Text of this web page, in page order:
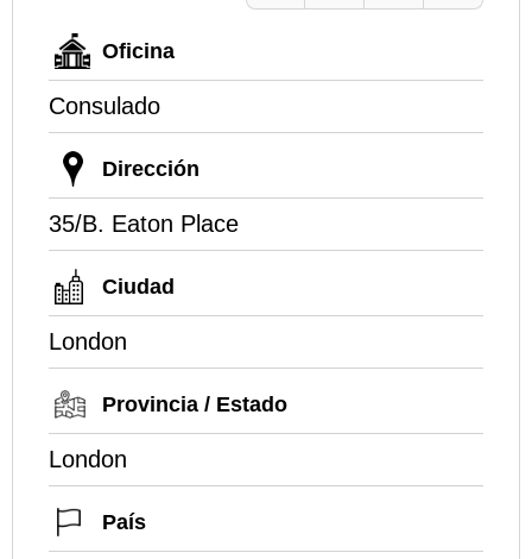
Oficina
Consulado
Dirección
35/B. Eaton Place
Ciudad
London
Provincia / Estado
London
País